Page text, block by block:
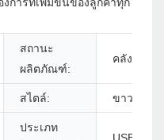
สถานะ
ผลิตภัณฑ์:
คลังสินค้า
สไตล์: ขาวดำ
ประเภท